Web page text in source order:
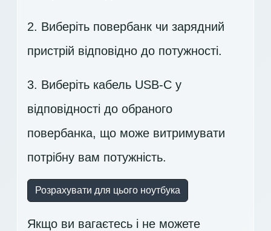
2. Виберіть повербанк чи зарядний
пристрій відповідно до потужності.
3. Виберіть кабель USB-C у
відповідності до обраного
повербанка, що може витримувати
потрібну вам потужність.
Розрахувати для цього ноутбука
Якщо ви вагаєтесь і не можете